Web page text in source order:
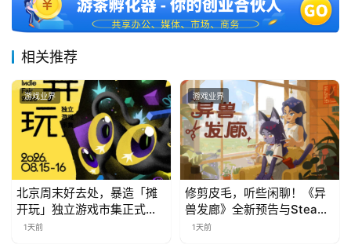
相关推荐
游戏业界
北京周末好去处，暴造「摊
开玩」独立游戏市集正式开
票！
1天前
游戏业界
修剪皮毛，听些闲聊！《异
兽发廊》全新预告与Steam
免费试玩公开
1天前